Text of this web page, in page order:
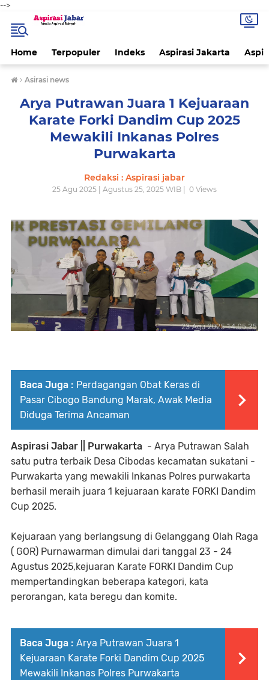
-->
Home Terpopuler Indeks Aspirasi Jakarta
› Asirasi news
Arya Putrawan Juara 1 Kejuaraan
Karate Forki Dandim Cup 2025
Mewakili Inkanas Polres
Purwakarta
Redaksi : Aspirasi jabar
25 Agu 2025 | Agustus 25, 2025 WIB | 0 Views
Baca Juga : Perdagangan Obat Keras di
Pasar Cibogo Bandung Marak, Awak Media
Diduga Terima Ancaman
Aspirasi Jabar || Purwakarta - Arya Putrawan Salah
satu putra terbaik Desa Cibodas kecamatan sukatani -
Purwakarta yang mewakili Inkanas Polres purwakarta
berhasil meraih juara 1 kejuaraan karate FORKI Dandim
Cup 2025.
Kejuaraan yang berlangsung di Gelanggang Olah Raga
( GOR) Purnawarman dimulai dari tanggal 23 - 24
Agustus 2025,kejuaran Karate FORKI Dandim Cup
mempertandingkan beberapa kategori, kata
perorangan, kata beregu dan komite.
Baca Juga : Arya Putrawan Juara 1
Kejuaraan Karate Forki Dandim Cup 2025
Mewakili Inkanas Polres Purwakarta